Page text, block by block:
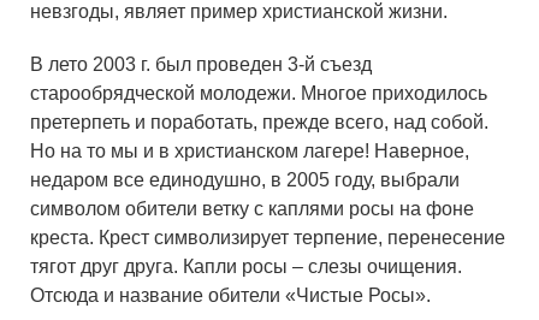
невзгоды, являет пример христианской жизни.
В лето 2003 г. был проведен 3-й съезд
старообрядческой молодежи. Многое приходилось
претерпеть и поработать, прежде всего, над собой.
Но на то мы и в христианском лагере! Наверное,
недаром все единодушно, в 2005 году, выбрали
символом обители ветку с каплями росы на фоне
креста. Крест символизирует терпение, перенесение
тягот друг друга. Капли росы – слезы очищения.
Отсюда и название обители «Чистые Росы».